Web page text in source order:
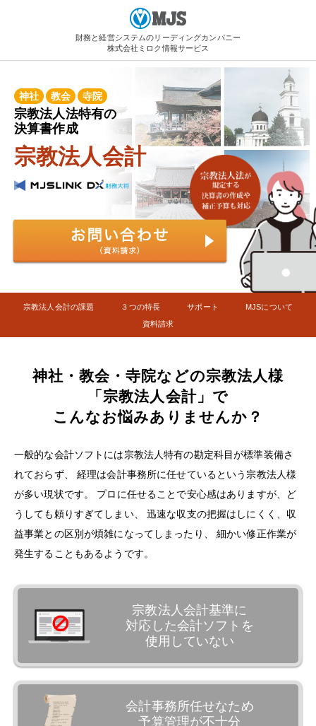
財務と経営システムのリーディングカンパニー
株式会社ミロク情報サービス
神社 教会 寺院
宗教法人法特有の
決算書作成
宗教法人会計
宗教法人会計の課題 ３つの特長 サポート
MJSについて
資料請求
神社・教会・寺院などの宗教法人様
「宗教法人会計」で
こんなお悩みありませんか？
一般的な会計ソフトには宗教法人特有の勘定科目が標準装備さ
れておらず、
経理は会計事務所に任せているという宗教法人様
が多い現状です。
プロに任せることで安心感はありますが、ど
うしても頼りすぎてしまい、
迅速な収支の把握はしにくく、収
益事業との区別が煩雑になってしまったり、
細かい修正作業が
発生することもあるようです。
宗教法人会計基準に
対応した会計ソフトを
使用していない
会計事務所任せなため
予算管理が不十分